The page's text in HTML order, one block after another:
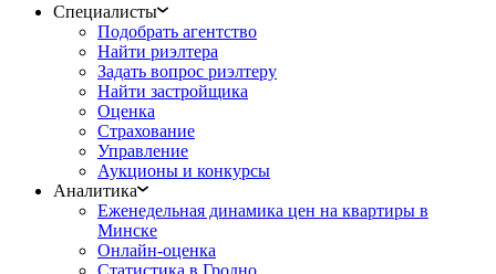
Специалисты
Подобрать агентство
Найти риэлтера
Задать вопрос риэлтеру
Найти застройщика
Оценка
Страхование
Управление
Аукционы и конкурсы
Аналитика
Еженедельная динамика цен на квартиры в
Минске
Онлайн-оценка
Статистика в Гродно